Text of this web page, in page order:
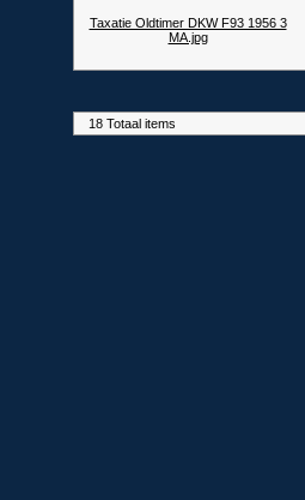
Taxatie Oldtimer DKW F93 1956 3
MA.jpg
18 Totaal items